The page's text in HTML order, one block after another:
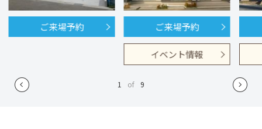
ご来場予約 ご来場予約
イベント情報
1 of 9